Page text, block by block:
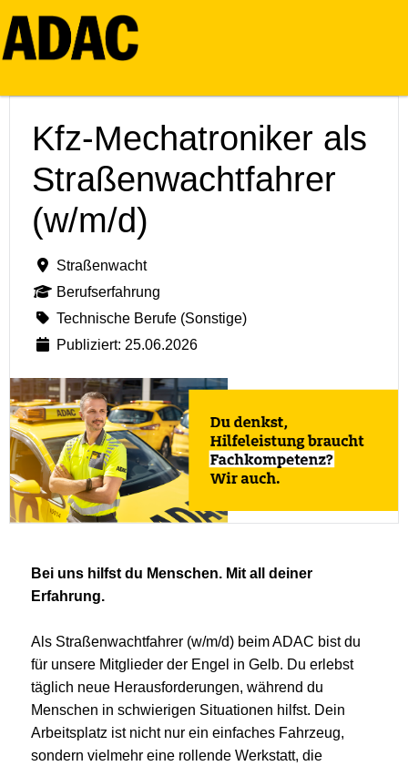
Kfz-Mechatroniker als
Straßenwachtfahrer
(w/m/d)
Straßenwacht
Berufserfahrung
Technische Berufe (Sonstige)
Publiziert: 25.06.2026
Bei uns hilfst du Menschen. Mit all deiner
Erfahrung.
Als Straßenwachtfahrer (w/m/d) beim ADAC bist du
für unsere Mitglieder der Engel in Gelb. Du erlebst
täglich neue Herausforderungen, während du
Menschen in schwierigen Situationen hilfst. Dein
Arbeitsplatz ist nicht nur ein einfaches Fahrzeug,
sondern vielmehr eine rollende Werkstatt, die